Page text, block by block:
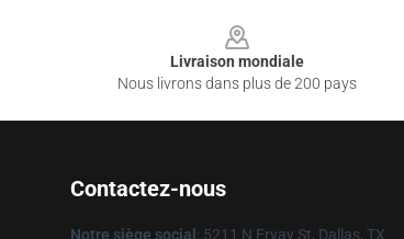
Livraison mondiale
Nous livrons dans plus de 200 pays
Contactez-nous
Notre siège social : 5211 N Ervay St, Dallas, TX